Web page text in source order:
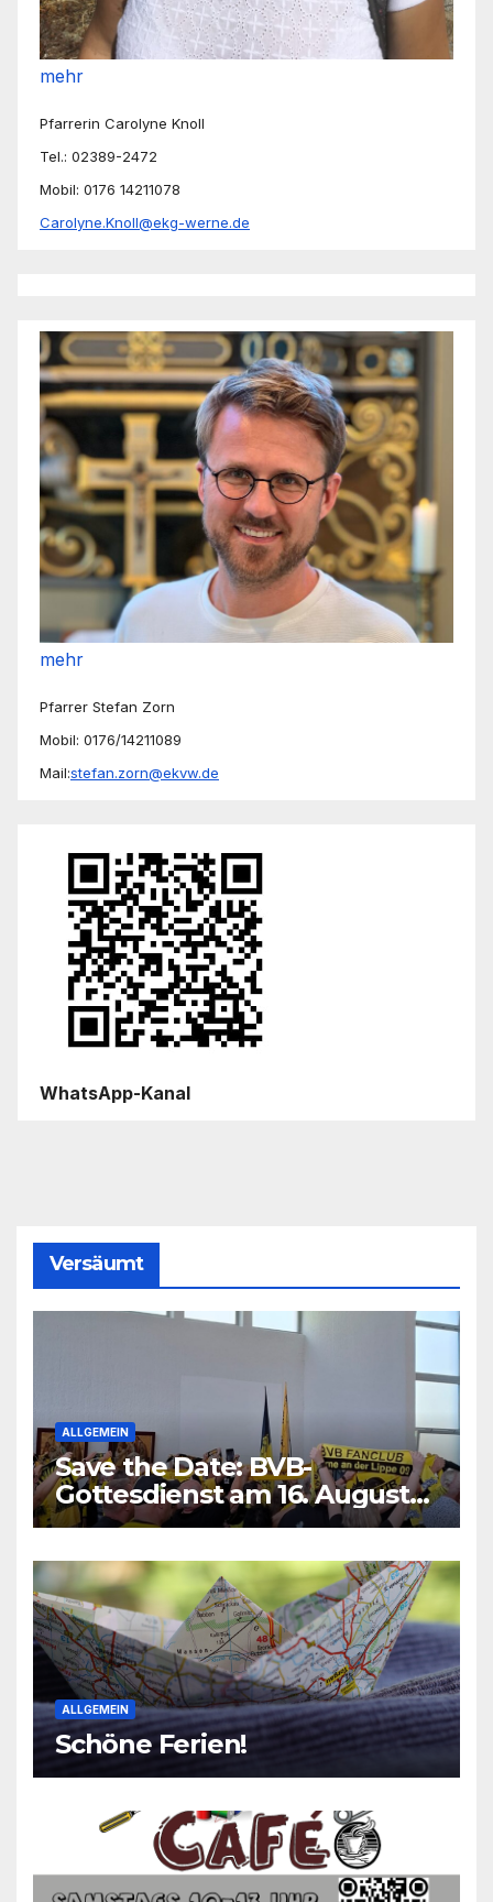
mehr
Pfarrerin Carolyne Knoll
Tel.: 02389-2472
Mobil: 0176 14211078
Carolyne.Knoll@ekg-werne.de
mehr
Pfarrer Stefan Zorn
Mobil: 0176/14211089
Mail:stefan.zorn@ekvw.de
WhatsApp-Kanal
Versäumt
ALLGEMEIN
Save the Date: BVB-
Gottesdienst am 16. August
2026
ALLGEMEIN
Schöne Ferien!